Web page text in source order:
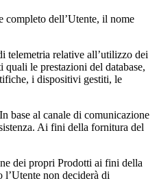
completo dell’Utente, il nome
telemetria relative all’utilizzo dei
le prestazioni del database,
i dispositivi gestiti, le
base al canale di comunicazione
Ai fini della fornitura del
dei propri Prodotti ai fini della
non deciderà di